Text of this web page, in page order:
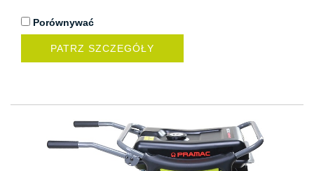
Porównywać
PATRZ SZCZEGÓŁY